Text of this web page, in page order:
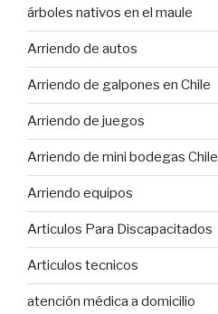
árboles nativos en el maule
Arriendo de autos
Arriendo de galpones en Chile
Arriendo de juegos
Arriendo de mini bodegas Chile
Arriendo equipos
Articulos Para Discapacitados
Articulos tecnicos
atención médica a domicilio